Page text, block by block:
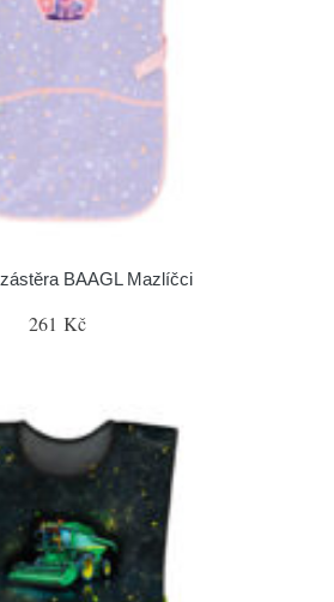
BAAGL Mazlíčci
261 Kč